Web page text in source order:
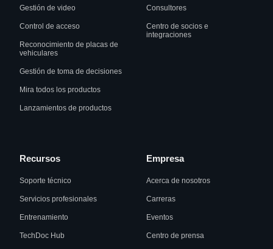
Gestión de video
Control de acceso
Reconocimiento de placas de
vehiculares
Gestión de toma de decisiones
Mira todos los productos
Lanzamientos de productos
Consultores
Centro de socios e
integraciones
Recursos
Soporte técnico
Servicios profesionales
Entrenamiento
TechDoc Hub
Empresa
Acerca de nosotros
Carreras
Eventos
Centro de prensa